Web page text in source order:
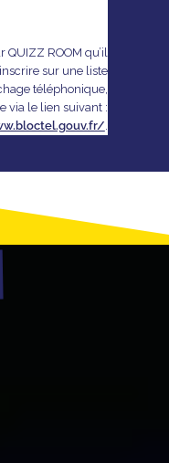
QUIZZ ROOM qu’il
sur une liste
téléphonique,
via le lien suivant :
.